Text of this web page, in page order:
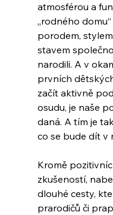
atmosférou a
„rodného
porodem,
stavem
narodili. A v
prvních
začít aktivně
osudu, je naše
daná. A tím je
co se bude dít v
Kromě
zkušeností,
dlouhé cesty,
prarodičů či